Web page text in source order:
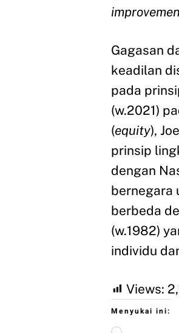
Gagasan
keadilan
pada
(w.2021)
(equity),
prinsip
dengan
bernegara
berbeda
(w.1982)
individu
Views:
Menyukai ini: